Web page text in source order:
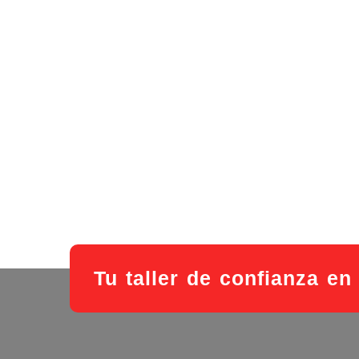
Tu taller de confianza en